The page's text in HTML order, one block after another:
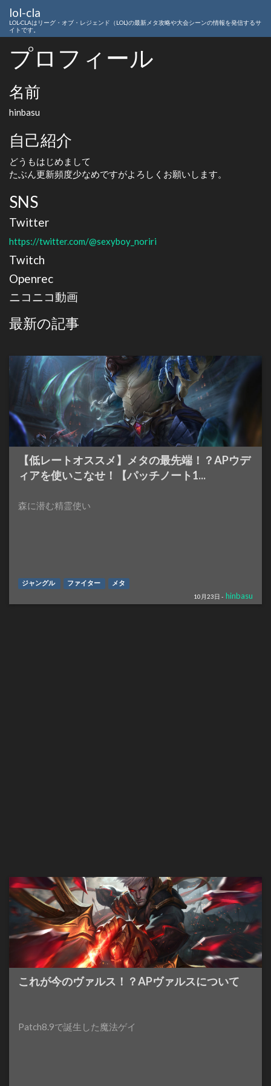
lol-cla
LOL-CLAはリーグ・オブ・レジェンド（LOL)の最新メタ攻略や大会シーンの情報を発信するサ
イトです。
プロフィール
名前
hinbasu
自己紹介
どうもはじめまして
たぶん更新頻度少なめですがよろしくお願いします。
SNS
Twitter
https://twitter.com/@sexyboy_noriri
Twitch
Openrec
ニコニコ動画
最新の記事
【低レートオススメ】メタの最先端！？APウデ
ィアを使いこなせ！【パッチノート1...
森に潜む精霊使い
ジャングル ファイター
メタ
10月23日 - hinbasu
これが今のヴァルス！？APヴァルスについて
Patch8.9で誕生した魔法ゲイ